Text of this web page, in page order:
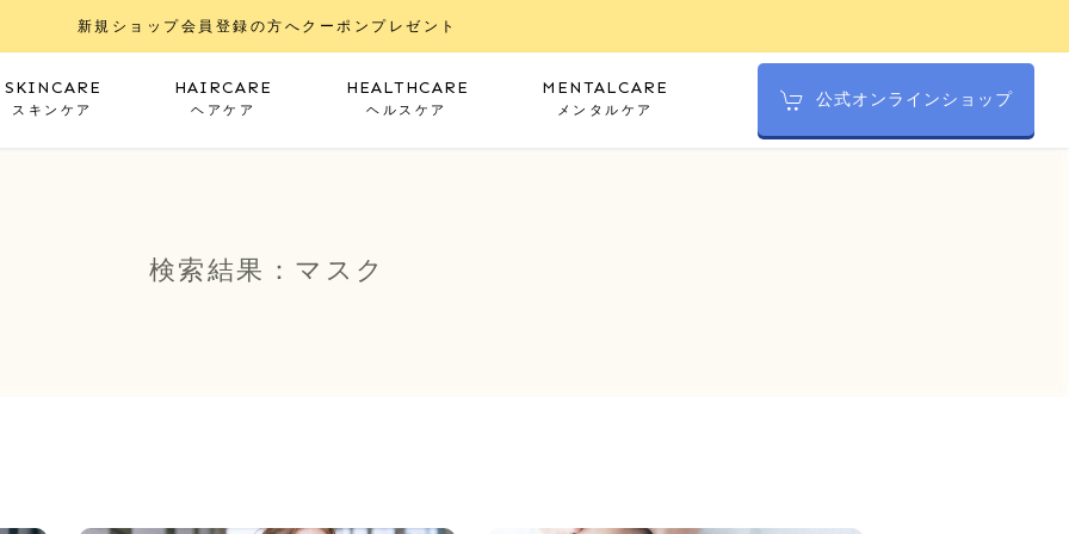
SKINCARE
スキンケア
HAIRCARE
ヘアケア
HEALTHCARE
ヘルスケア
MENTALCARE
メンタルケア 公式オンラインショップ
新規ショップ会員登録の方へクーポンプレゼント
検索結果：マスク